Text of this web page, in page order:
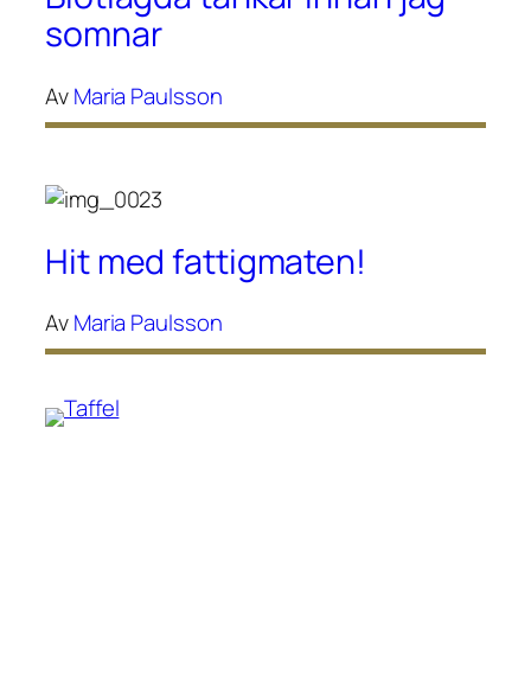
somnar
AvMaria Paulsson
Hit med fattigmaten!
AvMaria Paulsson